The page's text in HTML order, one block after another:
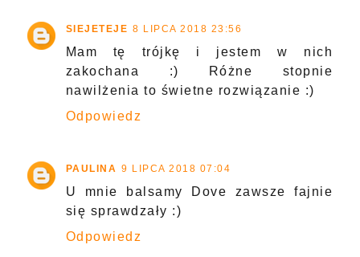
SIEJETEJE 8 LIPCA 2018 23:56
Mam tę trójkę i jestem w nich
zakochana :) Różne stopnie
nawilżenia to świetne rozwiązanie :)
Odpowiedz
PAULINA 9 LIPCA 2018 07:04
U mnie balsamy Dove zawsze fajnie
się sprawdzały :)
Odpowiedz